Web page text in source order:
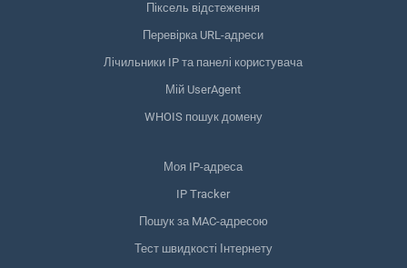
Піксель відстеження
Перевірка URL-адреси
Лічильники IP та панелі користувача
Мій UserAgent
WHOIS пошук домену
Моя IP-адреса
IP Tracker
Пошук за MAC-адресою
Тест швидкості Інтернету